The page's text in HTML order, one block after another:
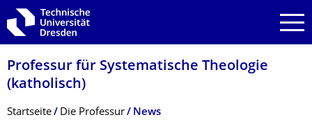
Zur Hauptnavigation springen
Zur Suche springen
Zum Inhalt springen
Professur für Systematische Theologie
(katholisch)
Breadcrumb-Menü
Startseite Die Professur News